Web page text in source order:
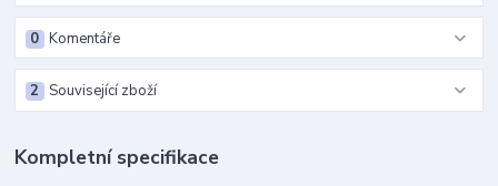
Komentáře
0
Související zboží
2
Kompletní specifikace